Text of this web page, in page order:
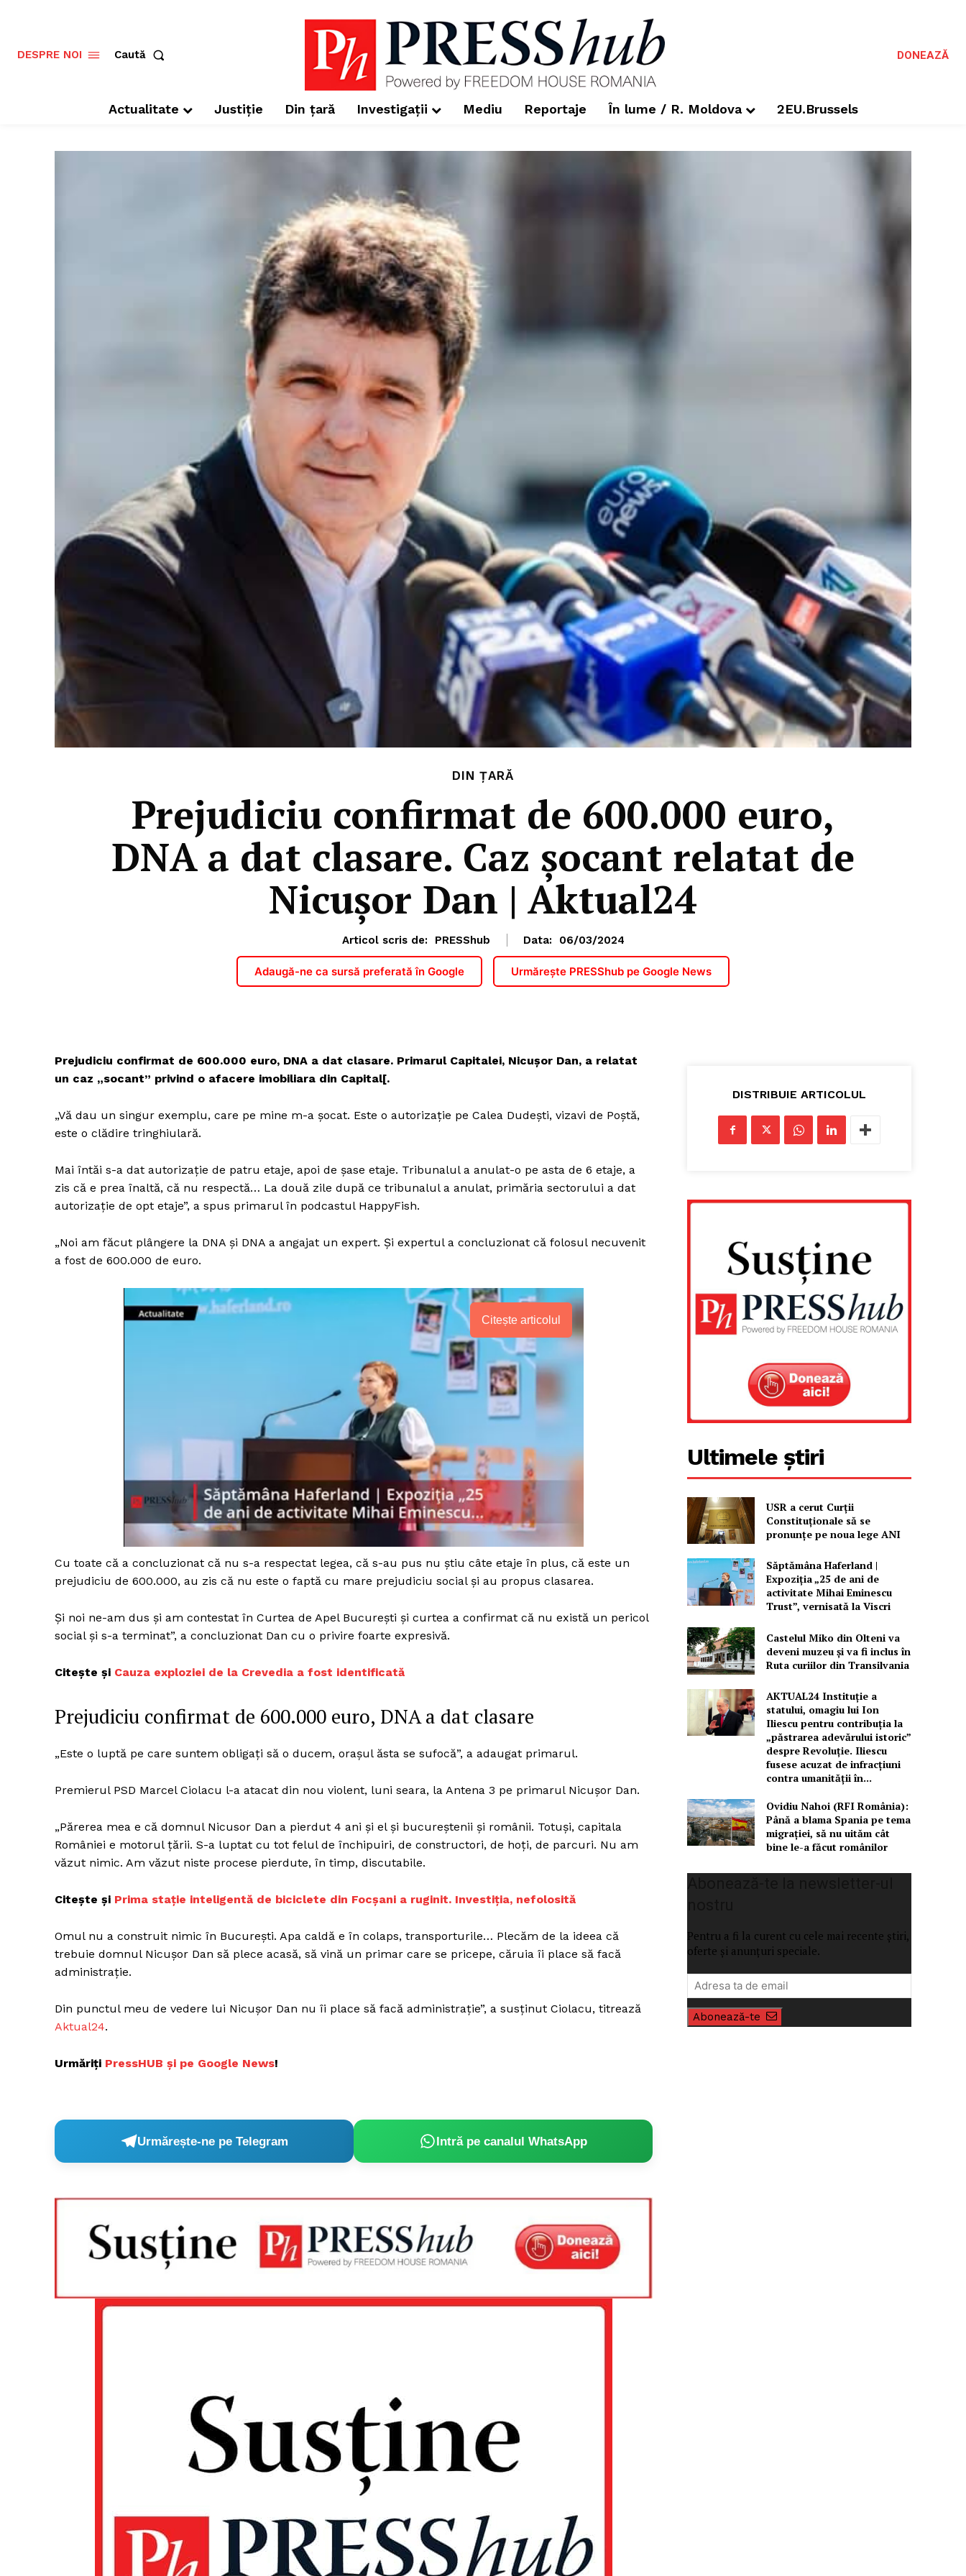
Un proiect
ROMÂNIA
PRESShub
Proiecte editoriale
DESPRE NOI Caută DONEAZĂ
Actualitate Justiție Din țară Investigații Mediu Reportaje În lume / R. Moldova 2EU.Brussels
DIN ȚARĂ
Prejudiciu confirmat de 600.000 euro,
DNA a dat clasare. Caz șocant relatat de
Nicușor Dan | Aktual24
Articol scris de: PRESShub Data: 06/03/2024
Adaugă-ne ca sursă preferată în Google Urmărește PRESShub pe Google News
Prejudiciu confirmat de 600.000 euro, DNA a dat clasare. Primarul Capitalei, Nicușor Dan, a relatat
un caz „socant” privind o afacere imobiliara din Capital[.
„Vă dau un singur exemplu, care pe mine m-a șocat. Este o autorizație pe Calea Dudești, vizavi de Poștă,
este o clădire tringhiulară.
Mai întăi s-a dat autorizație de patru etaje, apoi de șase etaje. Tribunalul a anulat-o pe asta de 6 etaje, a
zis că e prea înaltă, că nu respectă… La două zile după ce tribunalul a anulat, primăria sectorului a dat
autorizație de opt etaje”, a spus primarul în podcastul HappyFish.
„Noi am făcut plângere la DNA și DNA a angajat un expert. Și expertul a concluzionat că folosul necuvenit
a fost de 600.000 de euro.
Citește articolul
Cu toate că a concluzionat că nu s-a respectat legea, că s-au pus nu știu câte etaje în plus, că este un
prejudiciu de 600.000, au zis că nu este o faptă cu mare prejudiciu social și au propus clasarea.
Și noi ne-am dus și am contestat în Curtea de Apel București și curtea a confirmat că nu există un pericol
social și s-a terminat”, a concluzionat Dan cu o privire foarte expresivă.
Citește și Cauza exploziei de la Crevedia a fost identificată
Prejudiciu confirmat de 600.000 euro, DNA a dat clasare
„Este o luptă pe care suntem obligați să o ducem, orașul ăsta se sufocă”, a adaugat primarul.
Premierul PSD Marcel Ciolacu l-a atacat din nou violent, luni seara, la Antena 3 pe primarul Nicușor Dan.
„Părerea mea e că domnul Nicusor Dan a pierdut 4 ani și el și bucureștenii și românii. Totuși, capitala
României e motorul țării. S-a luptat cu tot felul de închipuiri, de constructori, de hoți, de parcuri. Nu am
văzut nimic. Am văzut niste procese pierdute, în timp, discutabile.
Citește și Prima stație inteligentă de biciclete din Focșani a ruginit. Investiția, nefolosită
Omul nu a construit nimic în București. Apa caldă e în colaps, transporturile… Plecăm de la ideea că
trebuie domnul Nicușor Dan să plece acasă, să vină un primar care se pricepe, căruia îi place să facă
administrație.
Din punctul meu de vedere lui Nicușor Dan nu îi place să facă administrație”, a susținut Ciolacu, titrează
Aktual24.
Urmăriți PressHUB și pe Google News!
Urmărește-ne pe Telegram Intră pe canalul WhatsApp
DISTRIBUIE ARTICOLUL
Ultimele știri
USR a cerut Curții
Constituționale să se
pronunțe pe noua lege ANI
Săptămâna Haferland |
Expoziţia „25 de ani de
activitate Mihai Eminescu
Trust”, vernisată la Viscri
Castelul Miko din Olteni va
deveni muzeu şi va fi inclus în
Ruta curiilor din Transilvania
AKTUAL24 Instituție a
statului, omagiu lui Ion
Iliescu pentru contribuția la
„păstrarea adevărului istoric”
despre Revoluție. Iliescu
fusese acuzat de infracțiuni
contra umanității în...
Ovidiu Nahoi (RFI România):
Până a blama Spania pe tema
migrației, să nu uităm cât
bine le-a făcut românilor
Pentru a fi la curent cu cele mai recente știri,
oferte și anunțuri speciale.
Abonează-te